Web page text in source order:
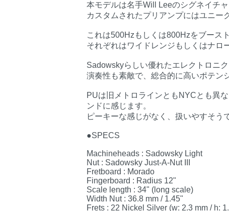
本モデルは名手Will Leeのシグネイチャ
カスタムされたプリアンプにはユニー
これは500Hzもしくは800Hzをブースト
それぞれはワイドレンジもしくはナロ
Sadowskyらしい優れたエレクトロニ
演奏性も素敵で、総合的に高いポテン
PUは旧メトロラインともNYCとも異
ンドに感じます。
ピーキーな感じがなく、扱いやすそう
●SPECS
Machineheads : Sadowsky Light
Nut : Sadowsky Just-A-Nut III
Fretboard : Morado
Fingerboard : Radius 12"
Scale length : 34" (long scale)
Width Nut : 36.8 mm / 1.45"
Frets : 22 Nickel Silver (w: 2.3 mm / h: